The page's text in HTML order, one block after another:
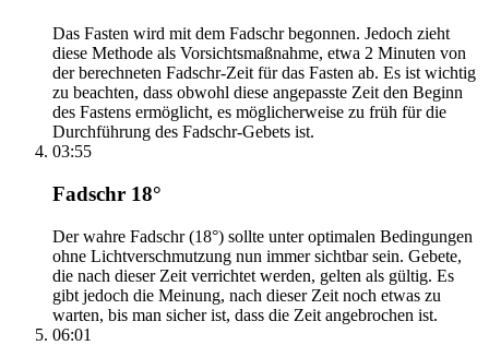
Das Fasten wird mit dem Fadschr begonnen. Jedoch zieht
diese Methode als Vorsichtsmaßnahme, etwa 2 Minuten von
der berechneten Fadschr-Zeit für das Fasten ab. Es ist wichtig
zu beachten, dass obwohl diese angepasste Zeit den Beginn
des Fastens ermöglicht, es möglicherweise zu früh für die
Durchführung des Fadschr-Gebets ist.
03:55
Fadschr 18°
Der wahre Fadschr (18°) sollte unter optimalen Bedingungen
ohne Lichtverschmutzung nun immer sichtbar sein. Gebete,
die nach dieser Zeit verrichtet werden, gelten als gültig. Es
gibt jedoch die Meinung, nach dieser Zeit noch etwas zu
warten, bis man sicher ist, dass die Zeit angebrochen ist.
06:01